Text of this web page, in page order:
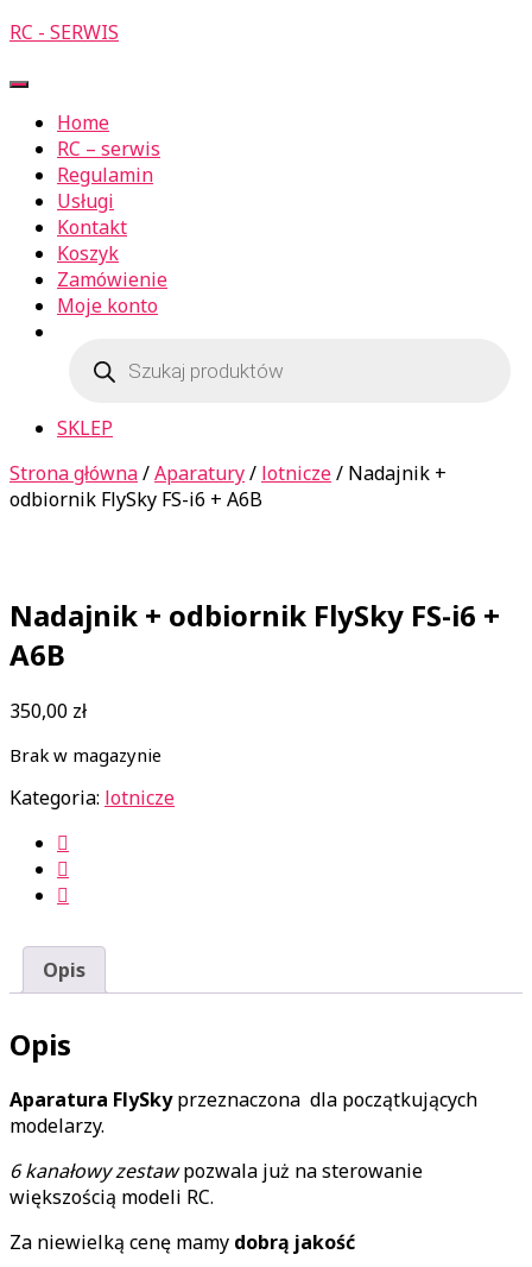
RC - SERWIS
Przełącz
Home
RC – serwis
Regulamin
Usługi
Kontakt
Koszyk
Zamówienie
Moje konto
produktów
SKLEP
Strona główna/Aparatury/ lotnicze/ Nadajnik +
odbiornik FlySky FS-i6 + A6B
Nadajnik + odbiornik FlySky FS-i6 +
A6B
350,00 zł
Brak w magazynie
Kategoria: lotnicze
Opis
Opis
Aparatura FlySkyprzeznaczona dla początkujących
modelarzy.
6 kanałowy zestawpozwala już na sterowanie
większością modeli RC.
Za niewielką cenę mamy dobrą jakość